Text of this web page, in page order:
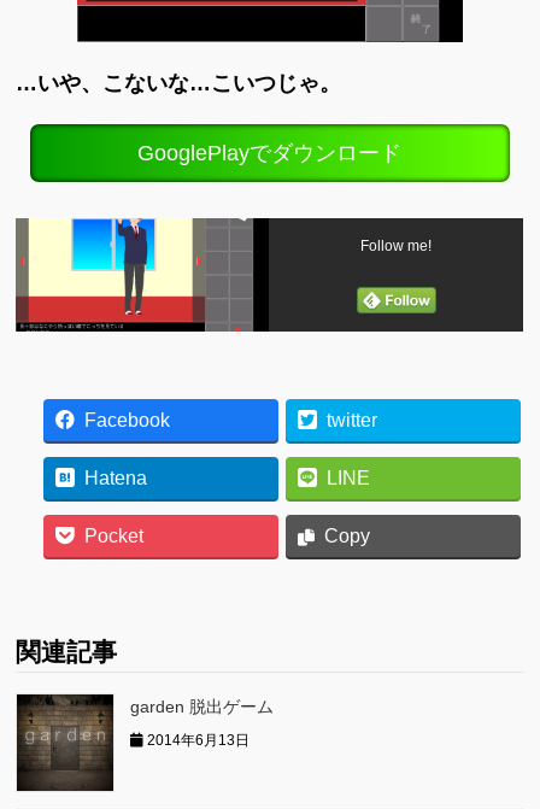
…いや、こないな…こいつじゃ。
GooglePlayでダウンロード
Follow me!
Facebook twitter
Hatena LINE
Pocket Copy
関連記事
garden 脱出ゲーム
2014年6月13日